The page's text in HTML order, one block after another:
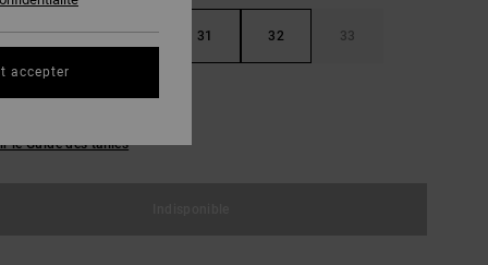
29 30 31 32 33
le Guide des tailles
accepter